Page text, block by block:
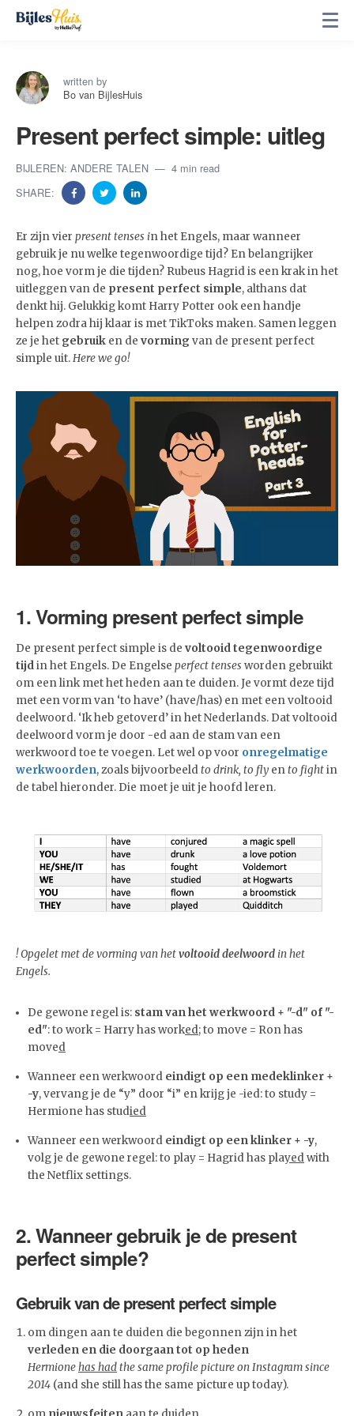
written by
Bo van BijlesHuis
Present perfect simple: uitleg
BIJLEREN: ANDERE TALEN
4 min read
SHARE:
Er zijn vier present tenses in het Engels, maar wanneer
gebruik je nu welke tegenwoordige tijd? En belangrijker
nog, hoe vorm je die tijden? Rubeus Hagrid is een krak in het
uitleggen van de present perfect simple, althans dat
denkt hij. Gelukkig komt Harry Potter ook een handje
helpen zodra hij klaar is met TikToks maken. Samen leggen
ze je het gebruik en de vorming van de present perfect
simple uit.Here we go!
1. Vorming present perfect simple
De present perfect simple is de voltooid tegenwoordige
tijdin het Engels. De Engelse perfect tenses worden gebruikt
om een link met het heden aan te duiden. Je vormt deze tijd
met een vorm van ‘to have’ (have/has) en met een voltooid
deelwoord. ‘Ik heb getoverd’ in het Nederlands. Dat voltooid
deelwoord vorm je door -ed aan de stam van een
werkwoord toe te voegen. Let wel op voor onregelmatige
werkwoorden, zoals bijvoorbeeldto drink, to fly ento fightin
de tabel hieronder. Die moet je uit je hoofd leren.
! Opgelet met de vorming van hetvoltooid deelwoord in het
Engels.
De gewone regel is: stam van het werkwoord + "-d" of "-
ed": to work = Harry has worked; to move = Ron has
moved
Wanneer een werkwoord eindigt op een medeklinker +
-y, vervang je de “y” door “i” en krijg je -ied: to study =
Hermione has studied
Wanneer een werkwoord eindigt op een klinker + -y,
volg je de gewone regel: to play = Hagrid has playedwith
the Netflix settings.
2. Wanneer gebruik je de present
perfect simple?
Gebruik van de present perfect simple
om dingen aan te duiden die begonnen zijn in het
verleden en die doorgaan tot op heden
Hermionehas hadthe same profile picture on Instagram since
2014 (and she still has the same picture up today).